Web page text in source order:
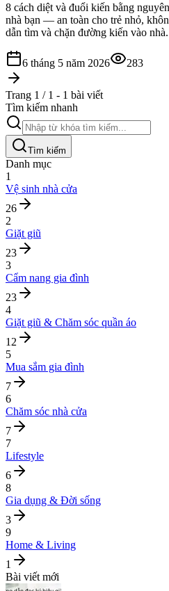
8 cách diệt và đuổi kiến bằng
nhà bạn — an toàn cho trẻ nhỏ,
dẫn tìm và chặn đường kiến vào nhà.
6 tháng 5 năm 2026 283
Trang 1 / 1 - 1 bài viết
Tìm kiếm nhanh
Tìm kiếm
Danh mục
1
Vệ sinh nhà cửa
26
2
Giặt giũ
23
3
Cẩm nang gia đình
23
4
Giặt giũ & Chăm sóc quần áo
12
5
Mua sắm gia đình
7
6
Chăm sóc nhà cửa
7
7
Lifestyle
6
8
Gia dụng & Đời sống
3
9
Home & Living
1
Bài viết mới